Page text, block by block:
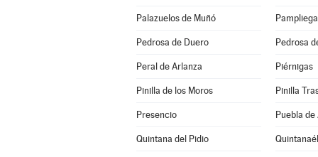
Palazuelos de Muñó Pampliega
Pedrosa de Duero Pedrosa
Peral de Arlanza Piérnigas
Pinilla de los Moros Pinilla
Presencio Puebla
Quintana del Pidio